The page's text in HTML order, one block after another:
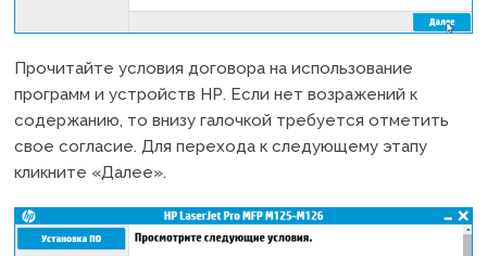
Прочитайте условия договора на использование
программ и устройств НР. Если нет возражений к
содержанию, то внизу галочкой требуется отметить
свое согласие. Для перехода к следующему этапу
кликните «Далее».